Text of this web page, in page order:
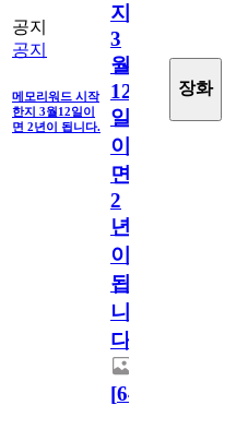
공지
공지
메모리워드 시작
한지 3월12일이
면 2년이 됩니다.
지
3
월
12
일
이
면
2
년
이
됩
니
다.
[64
장화